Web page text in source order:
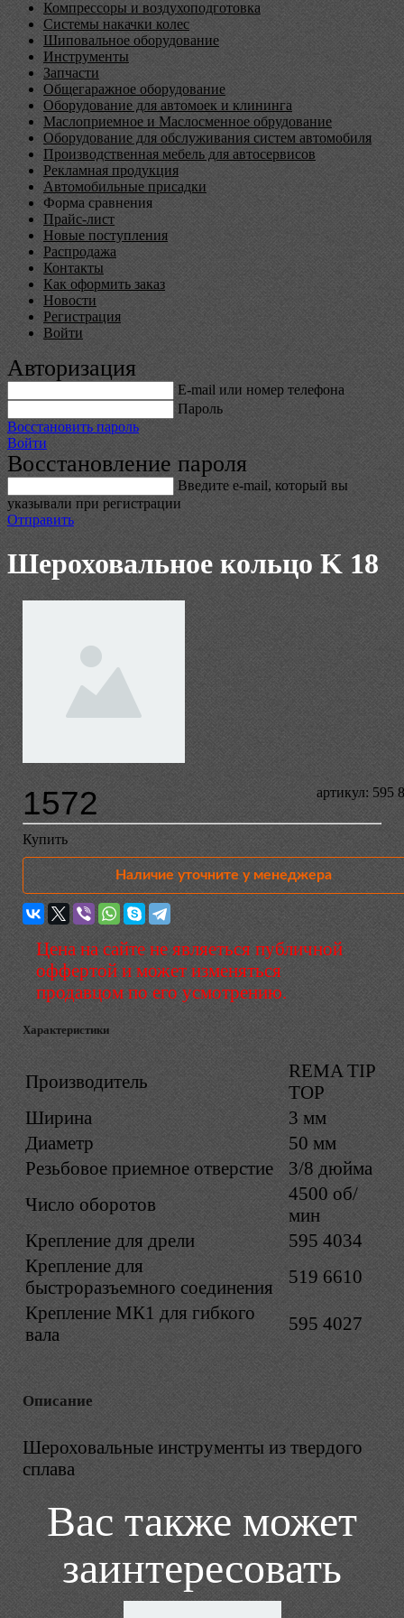
Компрессоры и воздухоподготовка
Системы накачки колес
Шиповальное оборудование
Инструменты
Запчасти
Общегаражное оборудование
Оборудование для автомоек и клининга
Маслоприемное и Маслосменное обрудование
Оборудование для обслуживания систем автомобиля
Производственная мебель для автосервисов
Рекламная продукция
Автомобильные присадки
Форма сравнения
Прайс-лист
Новые поступления
Распродажа
Контакты
Как оформить заказ
Новости
Регистрация
Войти
Авторизация
E-mail или номер телефона
Пароль
Восстановить пароль
Войти
Восстановление пароля
Введите е-mail, который вы
указывали при регистрации
Отправить
Шероховальное кольцо K 18
артикул: 595
1572
Купить
Наличие уточните у менеджера
Цена на сайте не являеться публичной
оффертой и может изменяться
продавцом по его усмотрению.
Характеристики
Производитель
REMA TIP
TOP
Ширина
3 мм
Диаметр
50 мм
Резьбовое приемное отверстие
3/8 дюйма
Число оборотов
4500 об/
мин
Крепление для дрели
595 4034
Крепление для
быстроразъемного соединения
519 6610
Крепление МК1 для гибкого
вала
595 4027
Описание
Шероховальные инструменты из твердого
сплава
Вас также может
заинтересовать